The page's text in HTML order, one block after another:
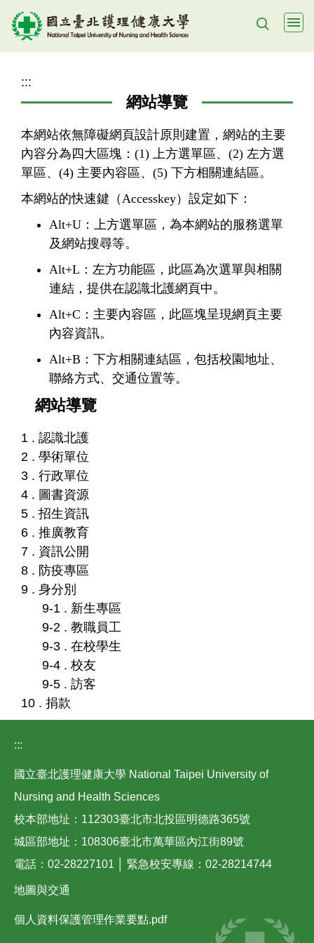
跳
到
主
:::
網站導覽
本網站依無障礙網頁設計原則建置，網站的主要
內容分為四大區塊：(1) 上方選單區、(2) 左方選
單區 、 (4) 主要內容區、(5) 下方相關連結區。
本網站的快速鍵（Accesskey）設定如下：
Alt+U：上方選單區，為本網站的服務選單
及網站搜尋等。
Alt+L：左方功能區，此區為次選單與相關
連結，提供在認識北護網頁中。
Alt+C：主要內容區，此區塊呈現網頁主要
內容資訊。
Alt+B：下方相關連結區，包括校園地址、
聯絡方式、交通位置等。
網站導覽
1 . 認識北護
2 . 學術單位
3 . 行政單位
4 . 圖書資源
5 . 招生資訊
6 . 推廣教育
7 . 資訊公開
8 . 防疫專區
9 . 身分別
9-1 . 新生專區
9-2 . 教職員工
9-3 . 在校學生
9-4 . 校友
9-5 . 訪客
10 . 捐款
:::
國立臺北護理健康大學 National Taipei University of
Nursing and Health Sciences
校本部地址：112303臺北市北投區明德路365號
城區部地址：108306臺北市萬華區內江街89號
電話：02-28227101 │ 緊急校安專線：02-28214744
地圖與交通
個人資料保護管理作業要點.pdf